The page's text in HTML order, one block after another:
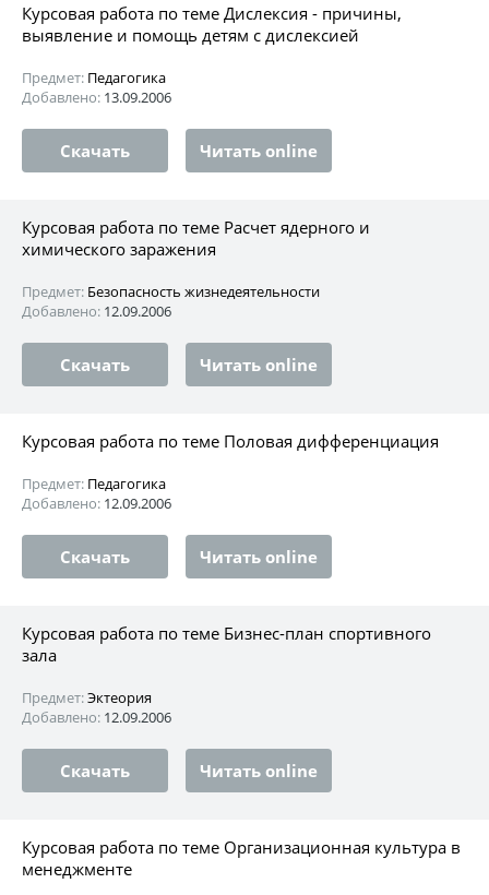
Курсовая работа по теме Дислексия - причины,
выявление и помощь детям с дислексией
Предмет: Педагогика
Добавлено: 13.09.2006
Скачать Читать online
Курсовая работа по теме Расчет ядерного и
химического заражения
Предмет: Безопасность жизнедеятельности
Добавлено: 12.09.2006
Скачать Читать online
Курсовая работа по теме Половая дифференциация
Предмет: Педагогика
Добавлено: 12.09.2006
Скачать Читать online
Курсовая работа по теме Бизнес-план спортивного
зала
Предмет:Эктеория
Добавлено: 12.09.2006
Скачать Читать online
Курсовая работа по теме Организационная культура в
менеджменте